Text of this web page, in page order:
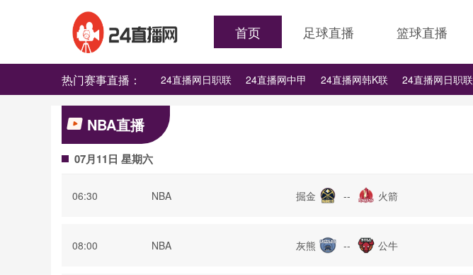
首页 足球直播 篮球直播
热门赛事直播： 24直播网日职联 24直播网中甲 24直播网韩K联 24直播网日职联
NBA直播
07月11日 星期六
06:30 NBA 掘金 -- 火箭
08:00 NBA 灰熊 -- 公牛